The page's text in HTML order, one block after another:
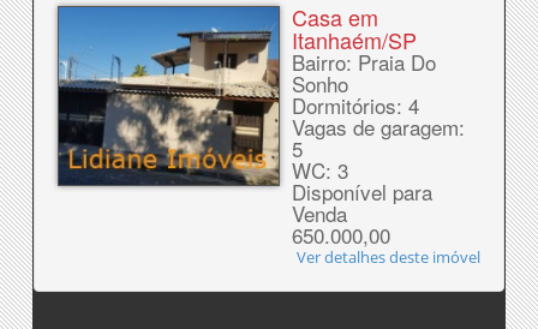
Casa em
Itanhaém/SP
Bairro: Praia Do
Sonho
Dormitórios: 4
Vagas de garagem:
5
WC: 3
Disponível para
Venda
650.000,00
Ver detalhes deste imóvel